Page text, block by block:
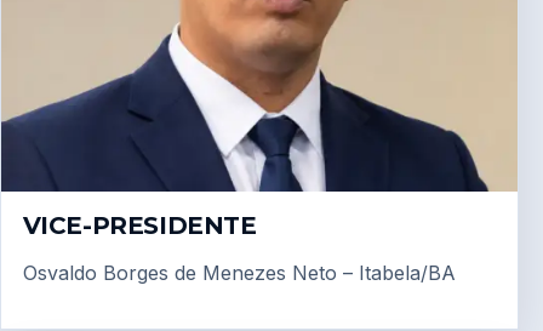
VICE-PRESIDENTE
Osvaldo Borges de Menezes Neto – Itabela/BA